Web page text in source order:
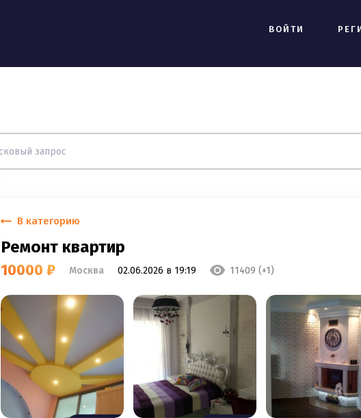
ВОЙТИ
В категорию
Ремонт квартир
10000 ₽ Москва 02.06.2026 в 19:19 11409 (+1)